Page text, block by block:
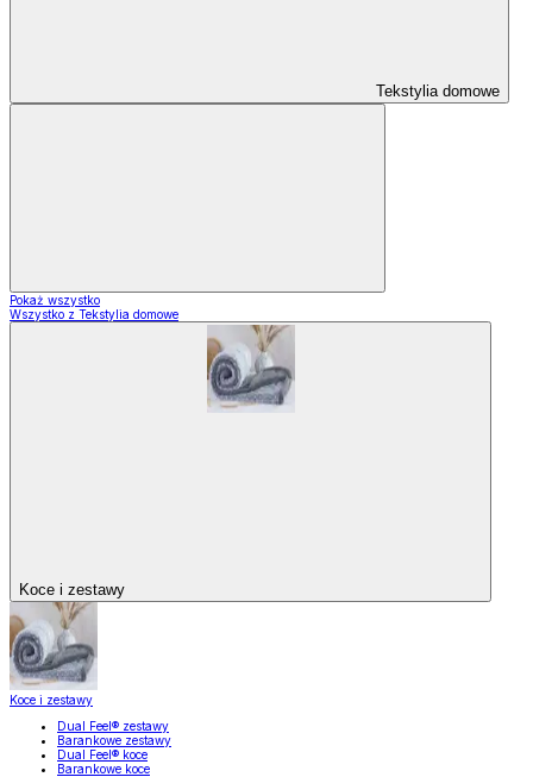
Tekstylia domowe
Pokaż wszystko
Wszystko z Tekstylia domowe
Koce i zestawy
Koce i zestawy
Dual Feel® zestawy
Barankowe zestawy
Dual Feel® koce
Barankowe koce